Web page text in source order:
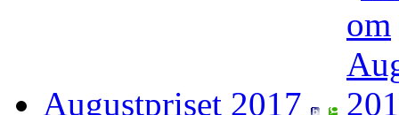
Augustpriset 2017